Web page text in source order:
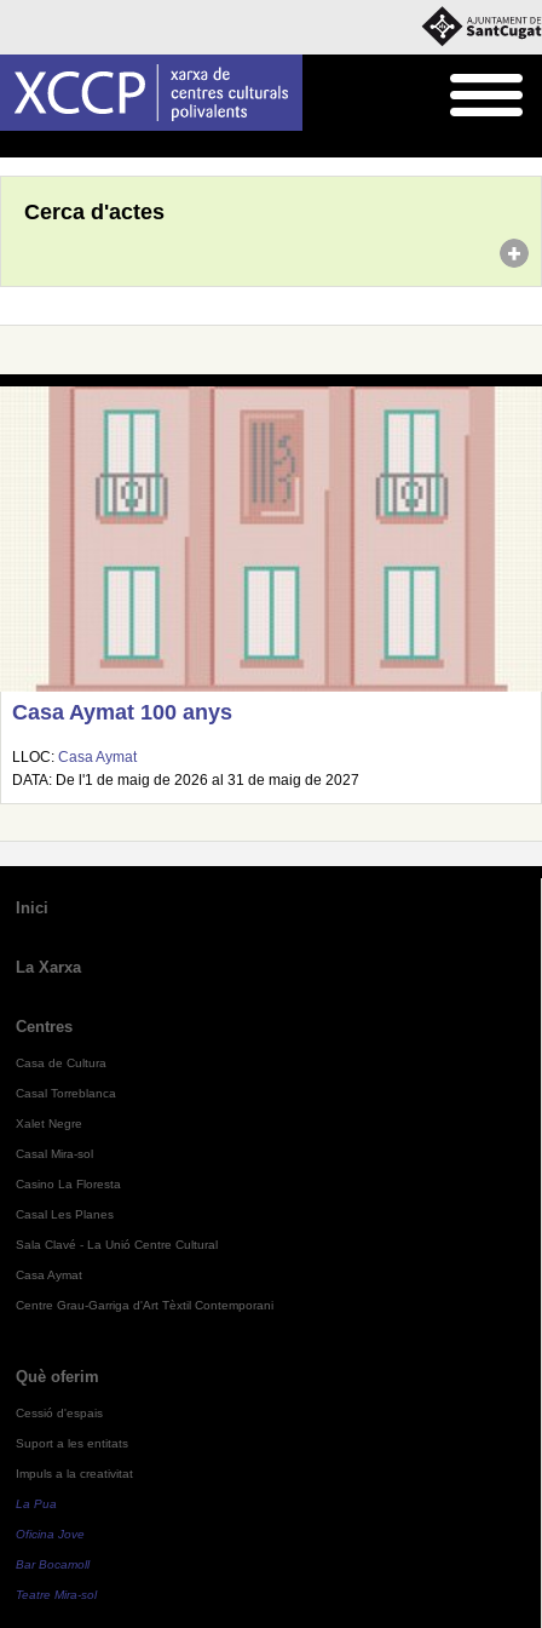
Cerca d'actes
Casa Aymat 100 anys
LLOC: Casa Aymat
DATA: De l'1 de maig de 2026 al 31 de maig de 2027
Inici
La Xarxa
Centres
Casa de Cultura
Casal Torreblanca
Xalet Negre
Casal Mira-sol
Casino La Floresta
Casal Les Planes
Sala Clavé - La Unió Centre Cultural
Casa Aymat
Centre Grau-Garriga d'Art Tèxtil Contemporani
Què oferim
Cessió d'espais
Suport a les entitats
Impuls a la creativitat
La Pua
Oficina Jove
Bar Bocamoll
Teatre Mira-sol